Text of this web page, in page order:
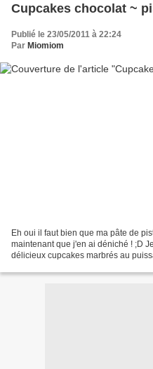
Cupcakes chocolat ~
Publié le 23/05/2011 à 22:24
Par Miomiom
Eh oui il faut bien que ma pâte de
maintenant que j'en ai déniché ! ;D
délicieux cupcakes marbrés au